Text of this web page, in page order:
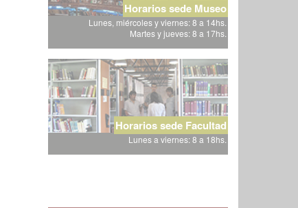
Horarios sede Museo
Lunes, miércoles y viernes: 8 a 14hs.
Martes y jueves: 8 a 17hs.
Horarios sede Facultad
Lunes a viernes: 8 a 18hs.